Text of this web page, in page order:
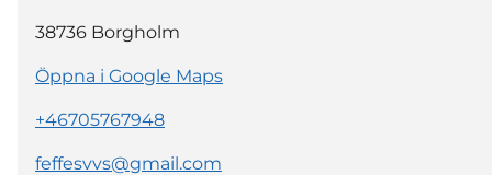
38736 Borgholm
Öppna i Google Maps
+46705767948
feffesvvs@gmail.com